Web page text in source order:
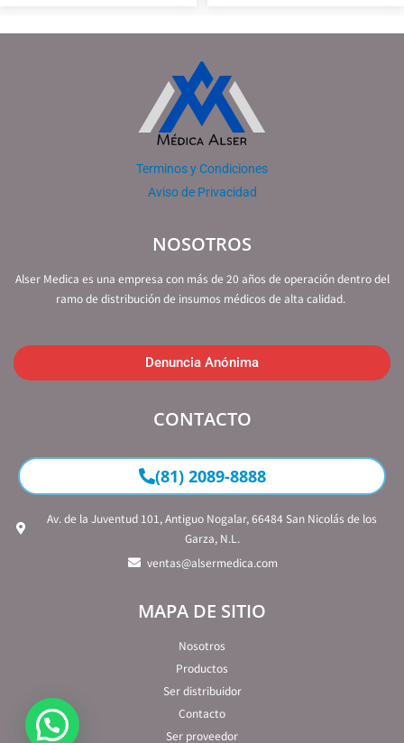
Terminos y Condiciones
Aviso de Privacidad
NOSOTROS
Alser Medica es una empresa con más de 20 años de operación dentro del
ramo de distribución de insumos médicos de alta calidad.
Denuncia Anónima
CONTACTO
(81) 2089-8888
Av. de la Juventud 101, Antiguo Nogalar, 66484 San Nicolás de los
Garza, N.L.
ventas@alsermedica.com
MAPA DE SITIO
Nosotros
Productos
Ser distribuidor
Contacto
Ser proveedor